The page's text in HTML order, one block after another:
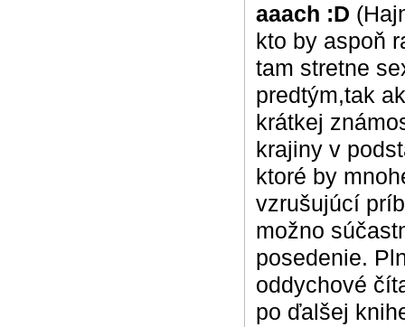
aaach :D
kto by aspoň
tam stretne
predtým,tak
krátkej
krajiny v
ktoré by
vzrušujúcí
možno
posedenie.
oddychové
po ďalšej